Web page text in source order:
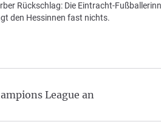
Rückschlag: Die Eintracht-
den Hessinnen fast nichts.
League an